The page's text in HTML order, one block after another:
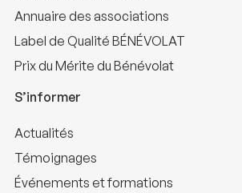
Annuaire des associations
Label de Qualité BÉNÉVOLAT
Prix du Mérite du Bénévolat
S’informer
Actualités
Témoignages
Événements et formations